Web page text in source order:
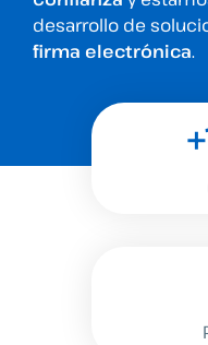
desarrollo de
firma electrónica.